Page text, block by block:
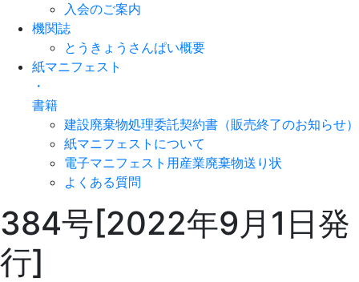
入会のご案内
機関誌
とうきょうさんぱい概要
紙マニフェスト
・
書籍
建設廃棄物処理委託契約書（販売終了のお知らせ）
紙マニフェストについて
電子マニフェスト用産業廃棄物送り状
よくある質問
384号[2022年9月1日発
行]